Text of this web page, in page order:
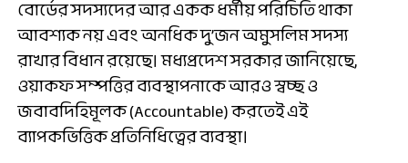
বোর্ডের সদস্যদের আর একক ধর্মীয় পরিচিতি থাকা
আবশ্যক নয় এবং অনধিক দু’জন অমুসলিম সদস্য
রাখার বিধান রয়েছে। মধ্যপ্রদেশ সরকার জানিয়েছে,
ওয়াকফ সম্পত্তির ব্যবস্থাপনাকে আরও স্বচ্ছ ও
জবাবদিহিমূলক (Accountable) করতেই এই
ব্যাপকভিত্তিক প্রতিনিধিত্বের ব্যবস্থা।